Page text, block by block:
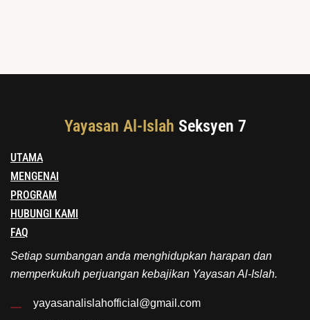
Yayasan Al-Islah Seksyen 7
UTAMA
MENGENAI
PROGRAM
HUBUNGI KAMI
FAQ
Setiap sumbangan anda menghidupkan harapan dan
memperkukuh perjuangan kebajikan Yayasan Al-Islah.
yayasanalislahofficial@gmail.com